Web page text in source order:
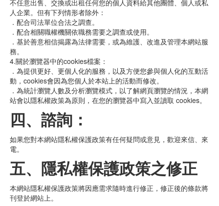
不任意出售、交換或出租任何您的個人資料給其他團體、個人或私
人企業。但有下列情形者除外：
．配合司法單位合法之調查。
．配合相關職權機關依職務需要之調查或使用。
．基於善意相信揭露為法律需要，或為維護、改進及管理本網站服
務。
4.關於瀏覽器中的cookies檔案：
．為提供更好、更個人化的服務，以及方便您參與個人化的互動活
動，cookies會因為您個人於本站上的活動而修改。
．為統計瀏覽人數及分析瀏覽模式，以了解網頁瀏覽的情況，本網
站會以隱私權政策為原則，在您的瀏覽器中寫入並讀取 cookies。
四、諮詢：
如果您對本網站隱私權保護政策有任何疑問或意見，歡迎來信、來
電。
五、隱私權保護政策之修正
本網站隱私權保護政策將因應需求隨時進行修正，修正後的條款將
刊登於網站上。